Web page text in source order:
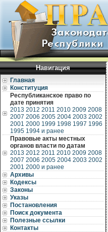
Навигация
Главная
Конституция
Республиканское право по
дате принятия
2013 2012 2011 2010 2009 2008
2007 2006 2005 2004 2003 2002
2001 2000 1999 1998 1997 1996
1995 1994 и ранее
Правовые акты местных
органов власти по датам
2013 2012 2011 2010 2009 2008
2007 2006 2005 2004 2003 2002
2001 2000 и ранее
Архивы
Кодексы
Законы
Указы
Постановления
Поиск документа
Полезные ссылки
Контакты